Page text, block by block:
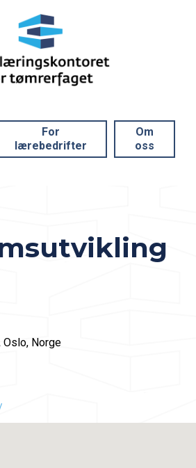
For
lærebedrifter
Om
oss
Oslo, Norge